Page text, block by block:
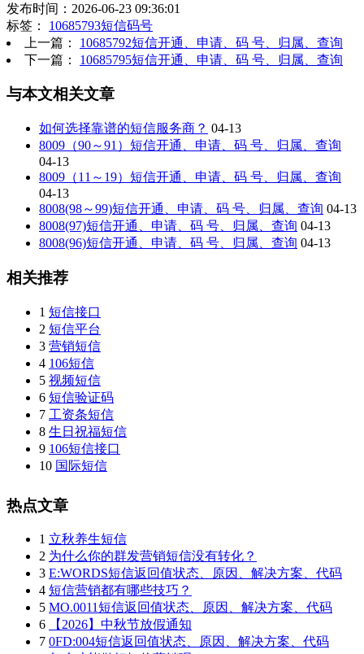
发布时间：2026-06-23 09:36:01
标签： 10685793短信码号
上一篇： 10685792短信开通、申请、码 号、归属、查询
下一篇： 10685795短信开通、申请、码 号、归属、查询
与本文相关文章
如何选择靠谱的短信服务商？ 04-13
8009（90～91）短信开通、申请、码 号、归属、查询
04-13
8009（11～19）短信开通、申请、码 号、归属、查询
04-13
8008(98～99)短信开通、申请、码 号、归属、查询 04-13
8008(97)短信开通、申请、码 号、归属、查询 04-13
8008(96)短信开通、申请、码 号、归属、查询 04-13
相关推荐
1 短信接口
2 短信平台
3 营销短信
4 106短信
5 视频短信
6 短信验证码
7 工资条短信
8 生日祝福短信
9 106短信接口
10 国际短信
热点文章
1 立秋养生短信
2 为什么你的群发营销短信没有转化？
3 E:WORDS短信返回值状态、原因、解决方案、代码
4 短信营销都有哪些技巧？
5 MO.0011短信返回值状态、原因、解决方案、代码
6
【2026】中秋节放假通知
7 0FD:004短信返回值状态、原因、解决方案、代码